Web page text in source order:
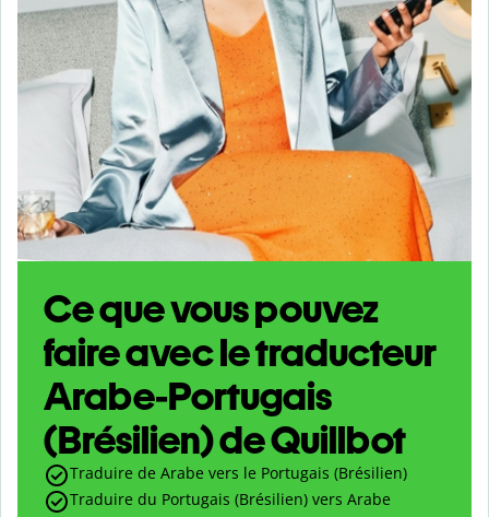
Ce que vous pouvez
faire avec le traducteur
Arabe-Portugais
(Brésilien) de Quillbot
Traduire de Arabe vers le Portugais (Brésilien)
Traduire du Portugais (Brésilien) vers Arabe